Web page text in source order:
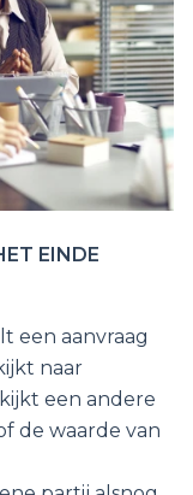
EINDE
een aanvraag
naar
een andere
de waarde van